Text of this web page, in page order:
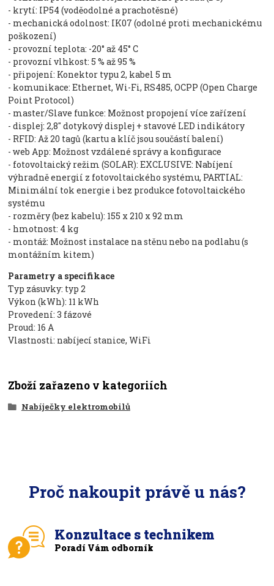
- krytí: IP54 (voděodolné a prachotěsné)
- mechanická odolnost: IK07 (odolné proti mechanickému
poškození)
- provozní teplota: -20° až 45° C
- provozní vlhkost: 5 % až 95 %
- připojení: Konektor typu 2, kabel 5 m
- komunikace: Ethernet, Wi-Fi, RS485, OCPP (Open Charge
Point Protocol)
- master/Slave funkce: Možnost propojení více zařízení
- displej: 2,8" dotykový displej + stavové LED indikátory
- RFID: Až 20 tagů (kartu a klíč jsou součástí balení)
- web App: Možnost vzdálené správy a konfigurace
- fotovoltaický režim (SOLAR): EXCLUSIVE: Nabíjení
výhradně energií z fotovoltaického systému, PARTIAL:
Minimální tok energie i bez produkce fotovoltaického
systému
- rozměry (bez kabelu): 155 x 210 x 92 mm
- hmotnost: 4 kg
- montáž: Možnost instalace na stěnu nebo na podlahu (s
montážním kitem)
Parametry a specifikace
Typ zásuvky: typ 2
Výkon (kWh): 11 kWh
Provedení: 3 fázové
Proud: 16 A
Vlastnosti: nabíjecí stanice, WiFi
Zboží zařazeno v kategoriích
Nabíječky elektromobilů
Proč nakoupit právě u nás?
Konzultace s technikem
Poradí Vám odborník